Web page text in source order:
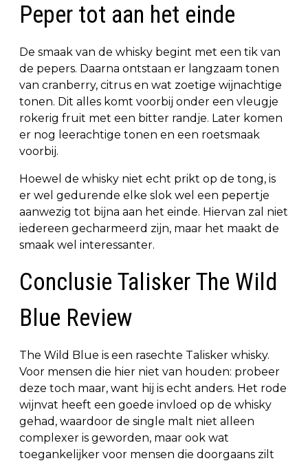
Peper tot aan het einde
De smaak van de whisky begint met een tik van
de pepers. Daarna ontstaan er langzaam tonen
van cranberry, citrus en wat zoetige wijnachtige
tonen. Dit alles komt voorbij onder een vleugje
rokerig fruit met een bitter randje. Later komen
er nog leerachtige tonen en een roetsmaak
voorbij.
Hoewel de whisky niet echt prikt op de tong, is
er wel gedurende elke slok wel een pepertje
aanwezig tot bijna aan het einde. Hiervan zal niet
iedereen gecharmeerd zijn, maar het maakt de
smaak wel interessanter.
Conclusie Talisker The Wild
Blue Review
The Wild Blue is een rasechte Talisker whisky.
Voor mensen die hier niet van houden: probeer
deze toch maar, want hij is echt anders. Het rode
wijnvat heeft een goede invloed op de whisky
gehad, waardoor de single malt niet alleen
complexer is geworden, maar ook wat
toegankelijker voor mensen die doorgaans zilt